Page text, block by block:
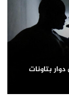
بتاونات